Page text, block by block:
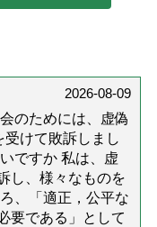
2026-08-09
のためには、虚偽
けて敗訴しまし
すか 私は、虚
し、様々なものを
、「適正，公平な
要である」として